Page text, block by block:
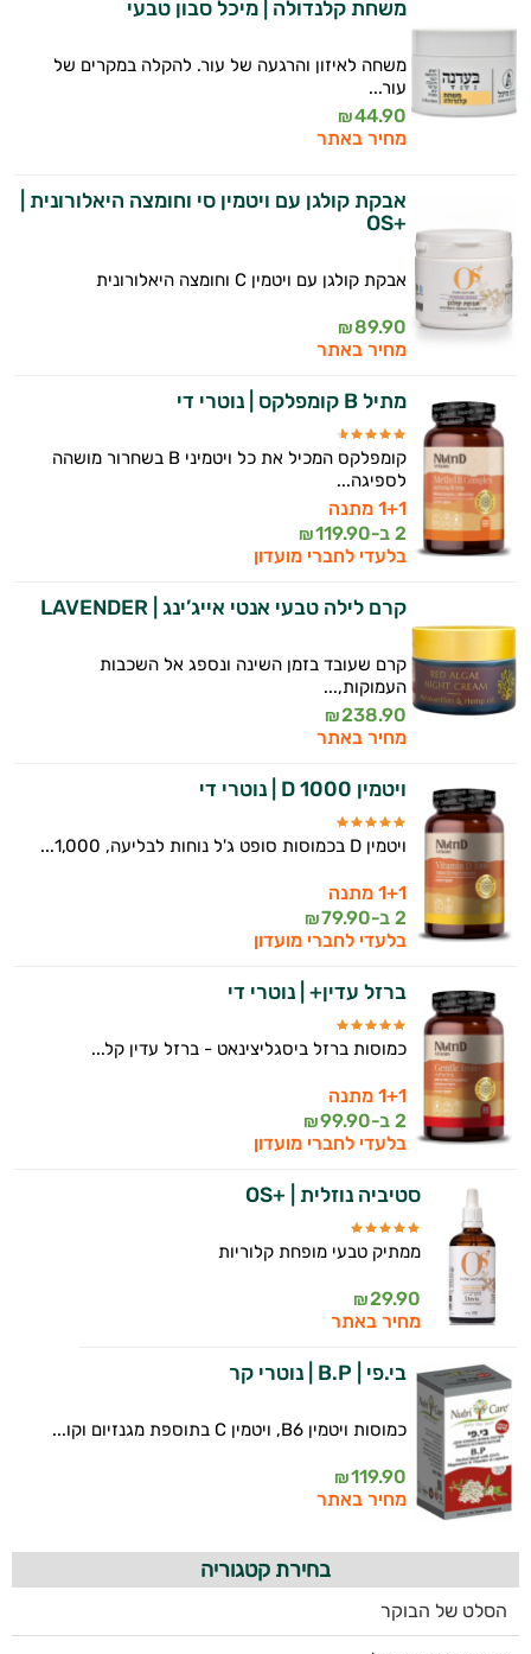
משחת קלנדולה | מיכל סבון טבעי
משחה לאיזון והרגעה של עור. להקלה במקרים של
עור...
44.90
₪
מחיר באתר
אבקת קולגן עם ויטמין סי וחומצה היאלורונית |
+OS
אבקת קולגן עם ויטמין C וחומצה היאלורונית
89.90
₪
מחיר באתר
מתיל B קומפלקס | נוטרי די
קומפלקס המכיל את כל ויטמיני B בשחרור מושהה
לספיגה...
1+1 מתנה
2 ב-
119.90
₪
בלעדי לחברי מועדון
קרם לילה טבעי אנטי אייג’ינג | LAVENDER
קרם שעובד בזמן השינה ונספג אל השכבות
העמוקות,...
238.90
₪
מחיר באתר
ויטמין D 1000 | נוטרי די
ויטמין D בכמוסות סופט ג'ל נוחות לבליעה, 1,000...
1+1 מתנה
2 ב-
79.90
₪
בלעדי לחברי מועדון
ברזל עדין+ | נוטרי די
כמוסות ברזל ביסגליצינאט - ברזל עדין קל...
1+1 מתנה
2 ב-
99.90
₪
בלעדי לחברי מועדון
סטיביה נוזלית | +OS
ממתיק טבעי מופחת קלוריות
29.90
₪
מחיר באתר
בי.פי | B.P | נוטרי קר
כמוסות ויטמין B6, ויטמין C בתוספת מגנזיום וקו...
119.90
₪
מחיר באתר
בחירת קטגוריה
הסלט של הבוקר
ותזונת הספורט.
אני כאן כדי לעזור לך להתאים את תוספי
התזונה ומוצרי הבריאות המדויקים למטרות
ולמצב הגופני שלך, ולהסביר לך אילו רכיבים
עובדים יחד כדי למקסם תוצאות גם בחיי היום
המטרה שלי היא להתאים עבורך המלצות
אישיות מבוססות מדעית.
זה הזמן להתחיל. איך אוכל לעזור?